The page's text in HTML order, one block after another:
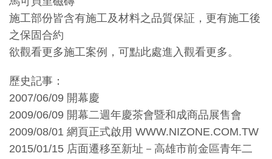
施工部份皆含有施工及材料之品質保証，更有施工後
之保固合約
欲觀看更多施工案例，可點此處進入觀看更多。
歷史記事：
2007/06/09 開幕慶
2009/06/09 開幕二週年慶茶會暨和成商品展售會
2009/08/01 網頁正式啟用 WWW.NIZONE.COM.TW
2015/01/15 店面遷移至新址－高雄市前金區青年二